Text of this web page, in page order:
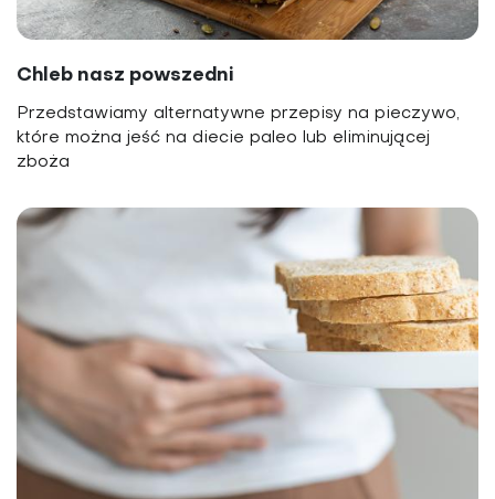
Chleb nasz powszedni
Przedstawiamy alternatywne przepisy na pieczywo,
które można jeść na diecie paleo lub eliminującej
zboża